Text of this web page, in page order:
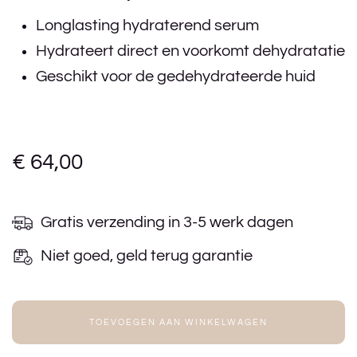
Longlasting hydraterend serum
Hydrateert direct en voorkomt dehydratatie
Geschikt voor de gedehydrateerde huid
€ 64,00
Gratis verzending in 3-5 werk dagen
Niet goed, geld terug garantie
TOEVOEGEN AAN WINKELWAGEN